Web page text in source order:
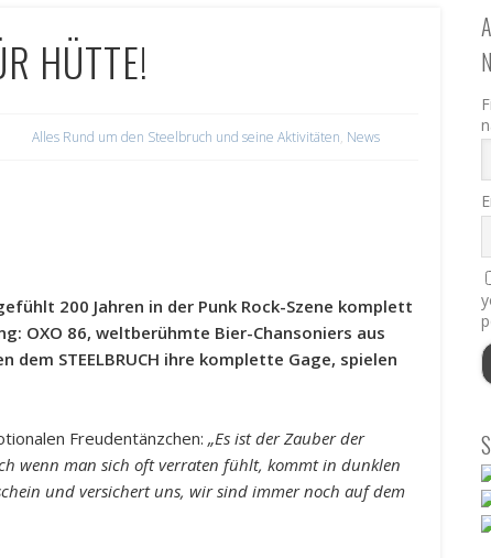
HÜTTE!
Alles Rund um den Steelbruch und seine Aktivitäten, News
200 Jahren in der Punk Rock-Szene komplett
OXO 86, weltberühmte Bier-Chansoniers aus
STEELBRUCH ihre komplette Gage, spielen
Freudentänzchen:„Es ist der Zauber der
wenn man sich oft verraten fühlt, kommt in dunklen
und versichert uns, wir sind immer noch auf dem